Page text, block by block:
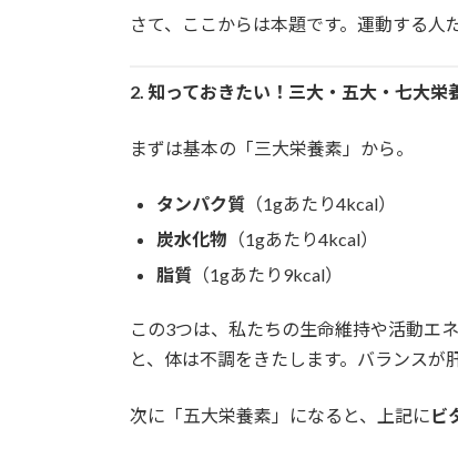
さて、ここからは本題です。運動する人
2. 知っておきたい！三大・五大・七大栄
まずは基本の「三大栄養素」から。
タンパク質 （1gあたり4kcal）
炭水化物 （1gあたり4kcal）
脂質 （1gあたり9kcal）
この3つは、私たちの生命維持や活動エ
と、体は不調をきたします。バランスが
次に「五大栄養素」になると、上記にビ